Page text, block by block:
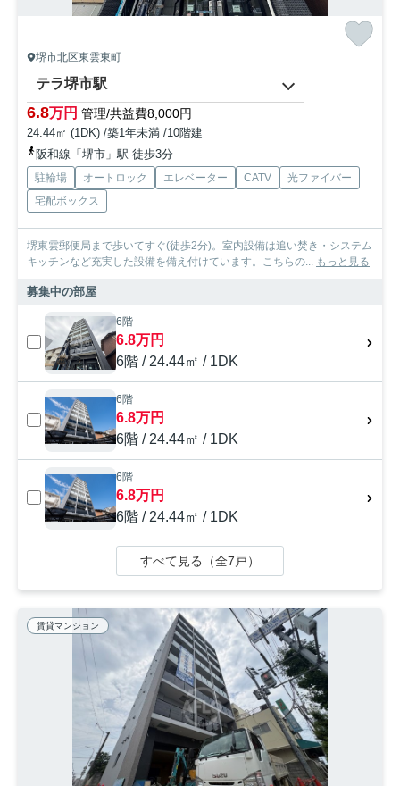
堺市北区東雲東町
テラ堺市駅
6.8万円 管理/共益費8,000円
24.44㎡ (1DK) /築1年未満 /10階建
阪和線「堺市」駅 徒歩3分
駐輪場 オートロック エレベーター CATV
光ファイバー
宅配ボックス
堺東雲郵便局まで歩いてすぐ(徒歩2分)。室内設備は追い焚き・システム
キッチンなど充実した設備を備え付けています。こちらの...
もっと見る
募集中の部屋
6階
6.8万円
6階 / 24.44㎡ / 1DK
6階
6.8万円
6階 / 24.44㎡ / 1DK
6階
6.8万円
6階 / 24.44㎡ / 1DK
すべて見る（全7戸）
賃貸マンション